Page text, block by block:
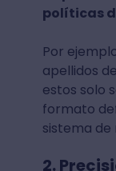
políticas
Por
apellidos
estos solo
formato
sistema de
2.